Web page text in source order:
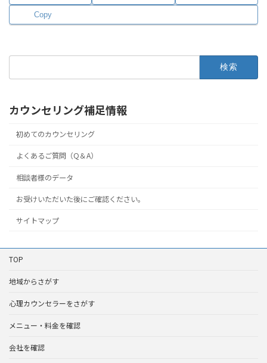
Copy
検
カウンセリング補足情報
初めてのカウンセリング
よくあるご質問（Q＆A）
相談者様のデータ
お受けいただいた後にご確認ください。
サイトマップ
TOP
地域からさがす
心理カウンセラーをさがす
メニュー・料金を確認
会社を確認